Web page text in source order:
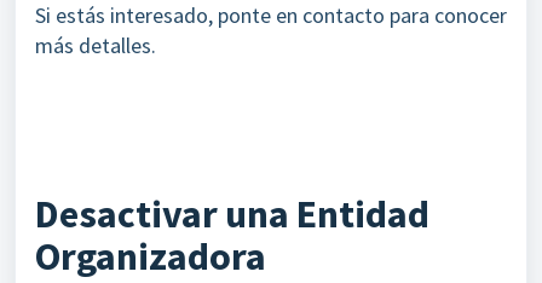
Si estás interesado, ponte en contacto para conocer
más detalles.
Desactivar una Entidad
Organizadora